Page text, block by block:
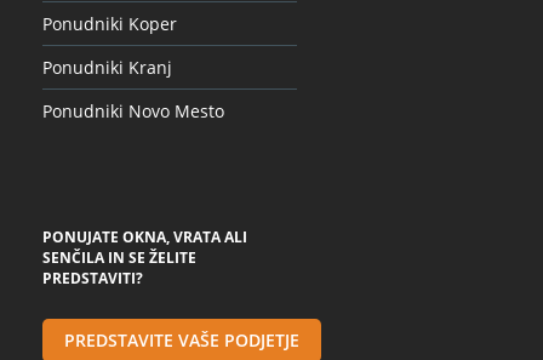
Ponudniki Koper
Ponudniki Kranj
Ponudniki Novo Mesto
PONUJATE OKNA, VRATA ALI
SENČILA IN SE ŽELITE
PREDSTAVITI?
PREDSTAVITE VAŠE PODJETJE